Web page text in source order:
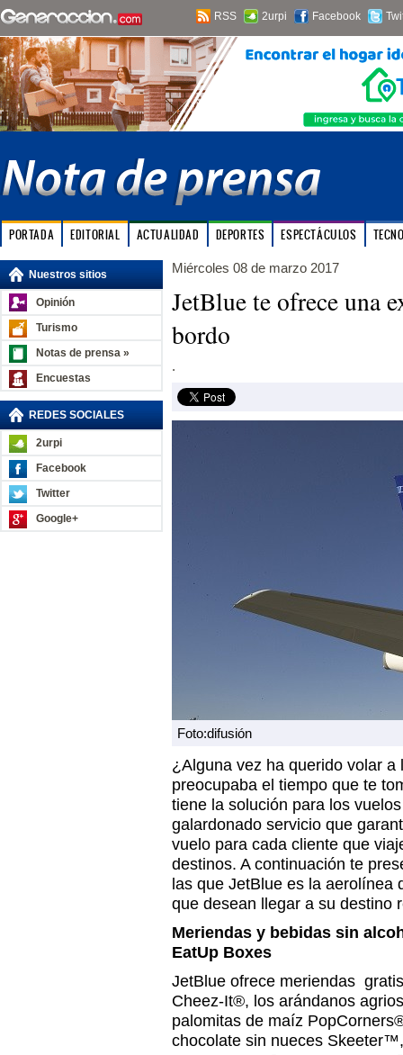
RSS 2urpi Facebook
PORTADA EDITORIAL ACTUALIDAD DEPORTES ESPECTÁCULOS
Nuestros sitios
Opinión
Turismo
Notas de prensa »
Encuestas
REDES SOCIALES
2urpi
Facebook
Twitter
Google+
Miércoles 08 de marzo 2017
JetBlue te ofrece una
bordo
.
Foto:difusión
¿Alguna vez ha querido volar a
preocupaba el tiempo que te
tiene la solución para los
galardonado servicio que
vuelo para cada cliente que
destinos. A continuación te
las que JetBlue es la aerolínea
que desean llegar a su destino
Meriendas y bebidas sin
EatUp Boxes
JetBlue ofrece meriendas
Cheez-It®, los arándanos
palomitas de maíz
chocolate sin nueces